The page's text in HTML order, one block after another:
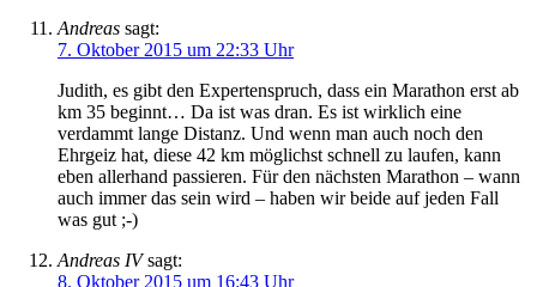
Andreas sagt:
7. Oktober 2015 um 22:33 Uhr
Judith, es gibt den Expertenspruch, dass ein Marathon erst ab
km 35 beginnt… Da ist was dran. Es ist wirklich eine
verdammt lange Distanz. Und wenn man auch noch den
Ehrgeiz hat, diese 42 km möglichst schnell zu laufen, kann
eben allerhand passieren. Für den nächsten Marathon – wann
auch immer das sein wird – haben wir beide auf jeden Fall
was gut ;-)
Andreas IV sagt:
8. Oktober 2015 um 16:43 Uhr